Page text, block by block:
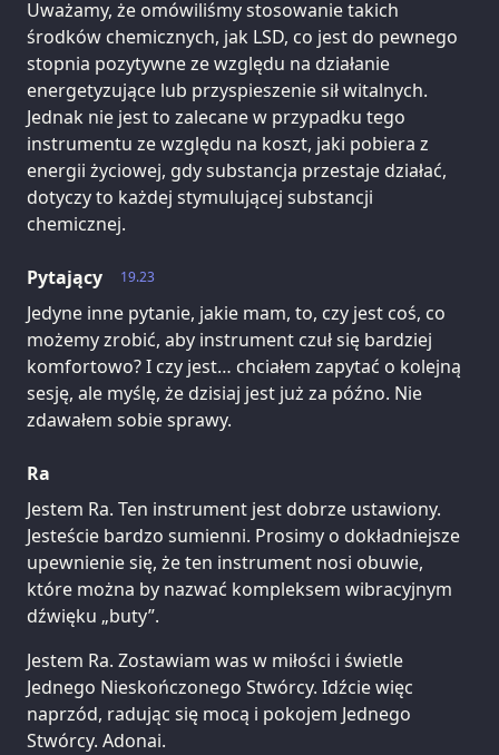
Uważamy, że omówiliśmy stosowanie takich
środków chemicznych, jak LSD, co jest do pewnego
stopnia pozytywne ze względu na działanie
energetyzujące lub przyspieszenie sił witalnych.
Jednak nie jest to zalecane w przypadku tego
instrumentu ze względu na koszt, jaki pobiera z
energii życiowej, gdy substancja przestaje działać,
dotyczy to każdej stymulującej substancji
chemicznej.
19.23
Pytający
Jedyne inne pytanie, jakie mam, to, czy jest coś, co
możemy zrobić, aby instrument czuł się bardziej
komfortowo? I czy jest… chciałem zapytać o kolejną
sesję, ale myślę, że dzisiaj jest już za późno. Nie
zdawałem sobie sprawy.
Ra
Jestem Ra. Ten instrument jest dobrze ustawiony.
Jesteście bardzo sumienni. Prosimy o dokładniejsze
upewnienie się, że ten instrument nosi obuwie,
które można by nazwać kompleksem wibracyjnym
dźwięku „buty”.
Jestem Ra. Zostawiam was w miłości i świetle
Jednego Nieskończonego Stwórcy. Idźcie więc
naprzód, radując się mocą i pokojem Jednego
Stwórcy. Adonai.